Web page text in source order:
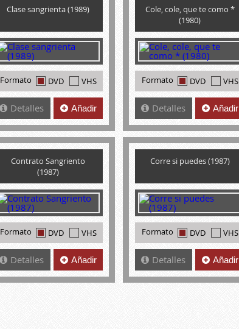
Clase sangrienta (1989)
Formato DVD VHS
Detalles Añadir
Cole, cole, que te como *
(1980)
Formato DVD VHS
Detalles Añadir
Contrato Sangriento
(1987)
Formato DVD VHS
Detalles Añadir
Corre si puedes (1987)
Formato DVD VHS
Detalles Añadir